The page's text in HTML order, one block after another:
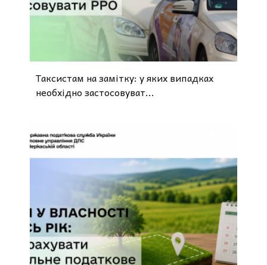
Таксистам на замітку: у яких випадках
необхідно застосовуват...